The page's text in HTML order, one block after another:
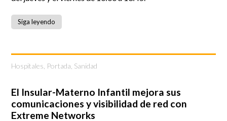
Siga leyendo
Hospitales Portada Sanidad
El Insular-Materno Infantil mejora sus
comunicaciones y visibilidad de red con
Extreme Networks